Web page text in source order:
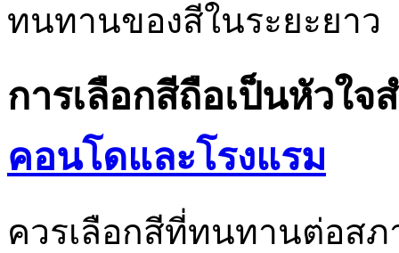
ทนทานของสีในระยะยาว
การเลือกสีถือเป็นหัวใ
คอนโดและโรงแรม
ควรเลือกสีที่ทนทานต่อส